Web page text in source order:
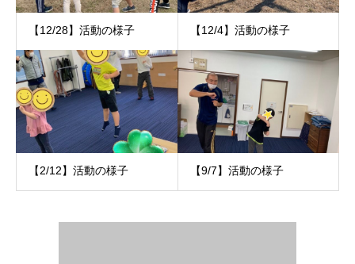
【12/28】活動の様子 【12/4】活動の様子
【2/12】活動の様子 【9/7】活動の様子